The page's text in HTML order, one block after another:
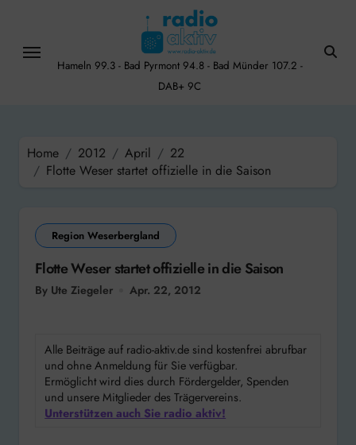
content
Hameln 99.3 - Bad Pyrmont 94.8 - Bad Münder 107.2 -
DAB+ 9C
Home 2012 April
22
Flotte Weser startet offizielle in die Saison
Region Weserbergland
Flotte Weser startet offizielle in die Saison
By Ute Ziegeler Apr. 22, 2012
Alle Beiträge auf radio-aktiv.de sind kostenfrei abrufbar
und ohne Anmeldung für Sie verfügbar.
Ermöglicht wird dies durch Fördergelder, Spenden
und unsere Mitglieder des Trägervereins.
Unterstützen auch Sie radio aktiv!